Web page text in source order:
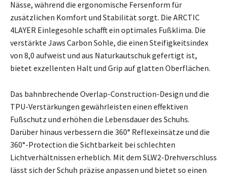
Nässe, während die ergonomische Fersenform für
zusätzlichen Komfort und Stabilität sorgt. Die ARCTIC
4LAYER Einlegesohle schafft ein optimales Fußklima. Die
verstärkte Jaws Carbon Sohle, die einen Steifigkeitsindex
von 8,0 aufweist und aus Naturkautschuk gefertigt ist,
bietet exzellenten Halt und Grip auf glatten Oberflächen.
Das bahnbrechende Overlap-Construction-Design und die
TPU-Verstärkungen gewährleisten einen effektiven
Fußschutz und erhöhen die Lebensdauer des Schuhs.
Darüber hinaus verbessern die 360° Reflexeinsätze und die
360°-Protection die Sichtbarkeit bei schlechten
Lichtverhältnissen erheblich. Mit dem SLW2-Drehverschluss
lässt sich der Schuh präzise anpassen und bietet so einen